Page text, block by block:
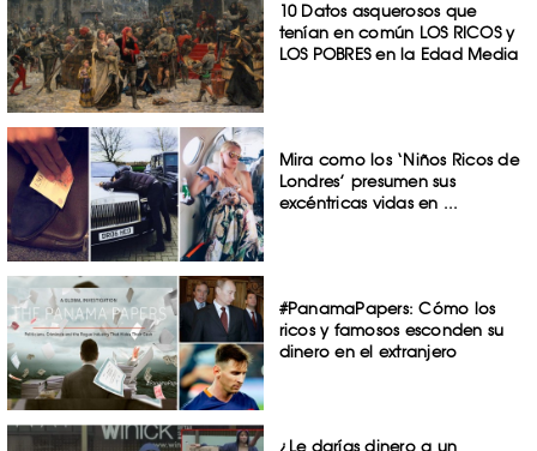
10 Datos asquerosos que
tenían en común LOS RICOS y
LOS POBRES en la Edad Media
Mira como los ‘Niños Ricos de
Londres’ presumen sus
excéntricas vidas en ...
#PanamaPapers: Cómo los
ricos y famosos esconden su
dinero en el extranjero
¿Le darías dinero a un